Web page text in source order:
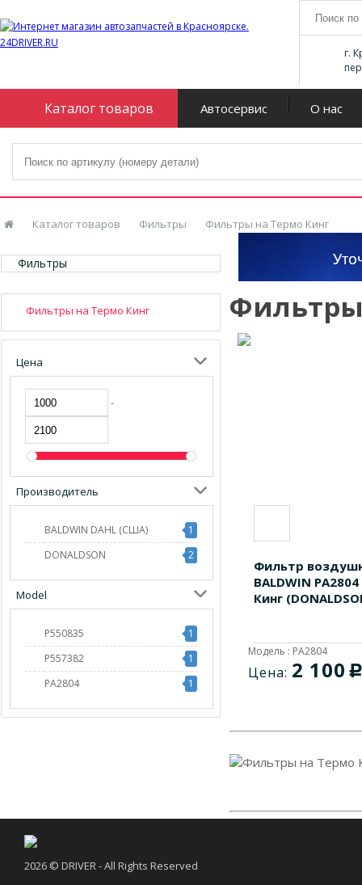
г.
Каталог товаров Автосервис О нас
Каталог товаров Фильтры Фильтры на Термо Кинг
Фильтры
Фильтры на Термо Кинг
Цена
-
Производитель
BALDWIN DAHL (США)
1
DONALDSON
2
Model
P550835
1
P557382
1
PA2804
1
Фильтр
BALDWIN
Кинг
Цена: 2 100
Модель : PA2804
2026 © DRIVER - All Rights Reserved